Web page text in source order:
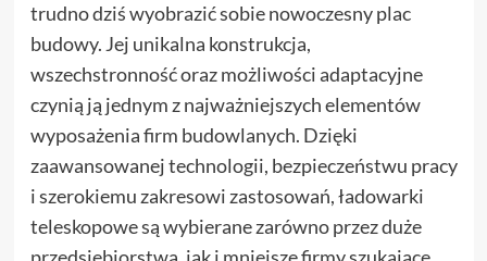
trudno dziś wyobrazić sobie nowoczesny plac
budowy. Jej unikalna konstrukcja,
wszechstronność oraz możliwości adaptacyjne
czynią ją jednym z najważniejszych elementów
wyposażenia firm budowlanych. Dzięki
zaawansowanej technologii, bezpieczeństwu pracy
i szerokiemu zakresowi zastosowań, ładowarki
teleskopowe są wybierane zarówno przez duże